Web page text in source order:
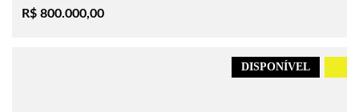
R$ 800.000,00
DISPONÍVEL